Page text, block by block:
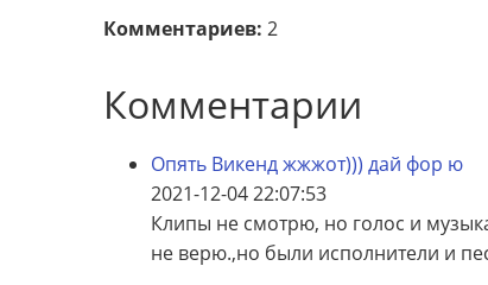
Комментариев: 2
Комментарии
Опять Викенд жжжот))) дай фор ю
2021-12-04 22:07:53
Клипы не смотрю, но голос и
не верю.,но были исполнители и